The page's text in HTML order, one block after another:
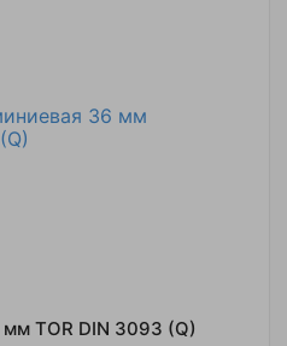
TOR DIN 3093 (Q)